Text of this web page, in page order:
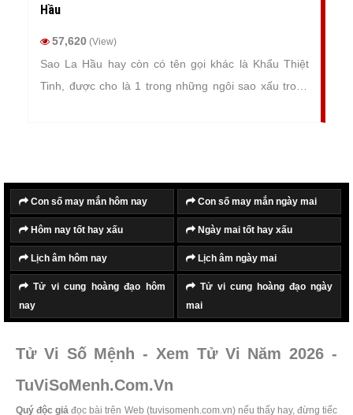
Hầu
57,620 (View)
Sao La Hầu hay còn có tên gọi khác là Khẩu Thiệt
Tinh, được cho là 1 trong những ngôi sao xấu trong
Con số may mắn hôm nay Con số may mắn ngày mai
Hôm nay tốt hay xấu Ngày mai tốt hay xấu
Lịch âm hôm nay Lịch âm ngày mai
Tử vi cung hoàng đạo hôm
nay
Tử vi cung hoàng đạo ngày
mai
Tử Vi Số Mệnh - Xem Tử Vi Năm 2026 -
TuViSoMenh.Com.Vn
Quý độc giả đọc bài trên Web (tuvisomenh.com.vn) nếu thấy hay, đừng tiếc